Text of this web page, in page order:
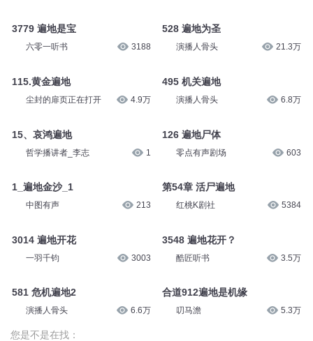
3779 遍地是宝
六零一听书 3188
115.黄金遍地
尘封的扉页正在打开 4.9万
15、哀鸿遍地
哲学播讲者_李志 1
1_遍地金沙_1
中图有声 213
3014 遍地开花
一羽千钧 3003
581 危机遍地2
演播人骨头 6.6万
528 遍地为圣
演播人骨头 21.3万
495 机关遍地
演播人骨头 6.8万
126 遍地尸体
零点有声剧场 603
第54章 活尸遍地
红桃K剧社 5384
3548 遍地花开？
酷匠听书 3.5万
合道912遍地是机缘
叨马澹 5.3万
您是不是在找：